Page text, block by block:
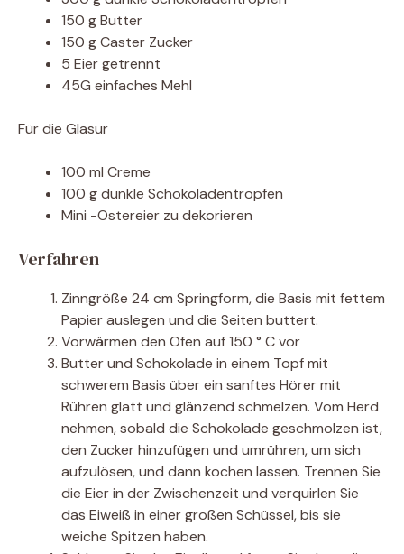
150 g Butter
150 g Caster Zucker
5 Eier getrennt
45G einfaches Mehl
Für die Glasur
100 ml Creme
100 g dunkle Schokoladentropfen
Mini -Ostereier zu dekorieren
Verfahren
Zinngröße 24 cm Springform, die Basis mit fettem
Papier auslegen und die Seiten buttert.
Vorwärmen den Ofen auf 150 ° C vor
Butter und Schokolade in einem Topf mit
schwerem Basis über ein sanftes Hörer mit
Rühren glatt und glänzend schmelzen. Vom Herd
nehmen, sobald die Schokolade geschmolzen ist,
den Zucker hinzufügen und umrühren, um sich
aufzulösen, und dann kochen lassen. Trennen Sie
die Eier in der Zwischenzeit und verquirlen Sie
das Eiweiß in einer großen Schüssel, bis sie
weiche Spitzen haben.